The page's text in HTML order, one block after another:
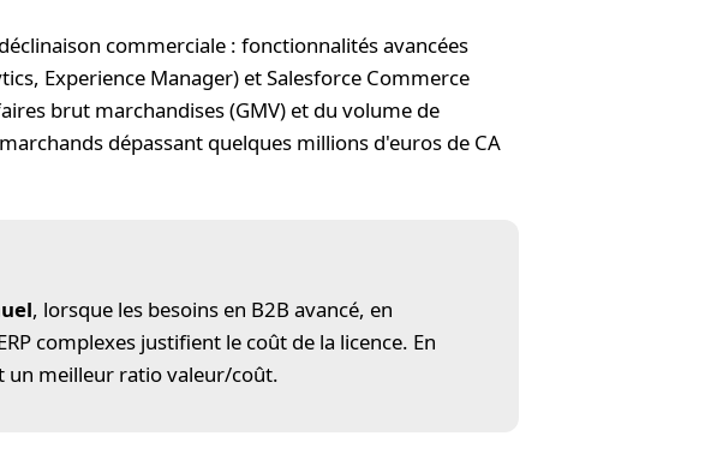
commerciale : fonctionnalités avancées
Experience Manager) et Salesforce Commerce
brut marchandises (GMV) et du volume de
dépassant quelques millions d'euros de CA
, lorsque les besoins en B2B avancé, en
complexes justifient le coût de la licence. En
un meilleur ratio valeur/coût.